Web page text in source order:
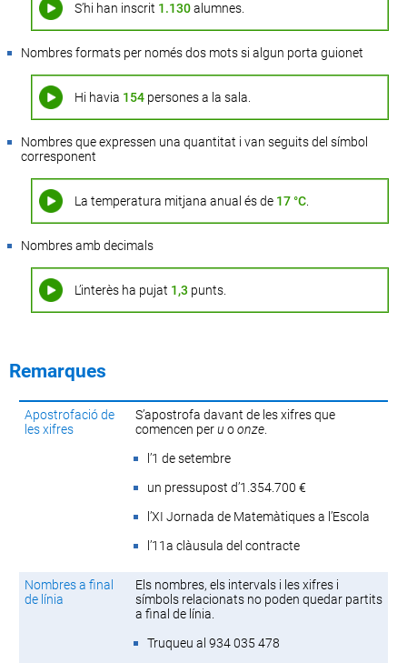
S’hi han inscrit 1.130alumnes.
Nombres formats per només dos mots si algun porta guionet
Hi havia 154persones a la sala.
Nombres que expressen una quantitat i van seguits del símbol
corresponent
La temperatura mitjana anual és de 17 °C.
Nombres amb decimals
L’interès ha pujat 1,3 punts.
Remarques
Apostrofació de
les xifres
S’apostrofa davant de les xifres que
comencen peru oonze.
l’1 de setembre
un pressupost d’1.354.700 €
l’XI Jornada de Matemàtiques a l’Escola
l’11a clàusula del contracte
Nombres a final
de línia
Els nombres, els intervals i les xifres i
símbols relacionats no poden quedar partits
a final de línia.
Truqueu al 934 035 478